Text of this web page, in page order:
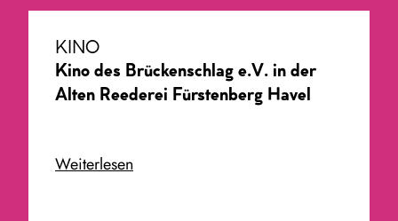
KINO
Kino des Brückenschlag e.V. in der
Alten Reederei Fürstenberg Havel
Weiterlesen